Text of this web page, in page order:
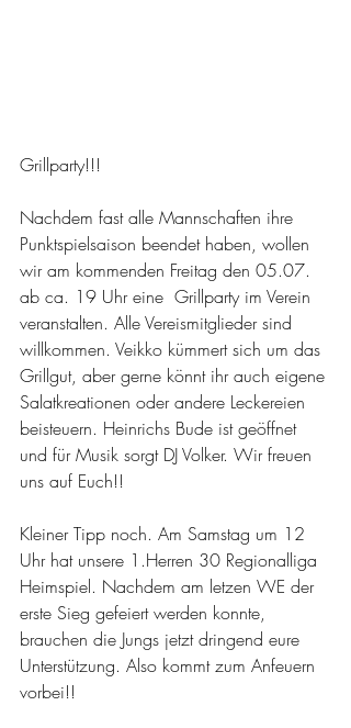
Grillparty!!!
Nachdem fast alle Mannschaften ihre
Punktspielsaison beendet haben, wollen
wir am kommenden Freitag den 05.07.
ab ca. 19 Uhr eine  Grillparty im Verein
veranstalten. Alle Vereismitglieder sind
willkommen. Veikko kümmert sich um das
Grillgut, aber gerne könnt ihr auch eigene
Salatkreationen oder andere Leckereien
beisteuern. Heinrichs Bude ist geöffnet
und für Musik sorgt DJ Volker. Wir freuen
uns auf Euch!!
Kleiner Tipp noch. Am Samstag um 12
Uhr hat unsere 1.Herren 30 Regionalliga
Heimspiel. Nachdem am letzen WE der
erste Sieg gefeiert werden konnte,
brauchen die Jungs jetzt dringend eure
Unterstützung. Also kommt zum Anfeuern
vorbei!!